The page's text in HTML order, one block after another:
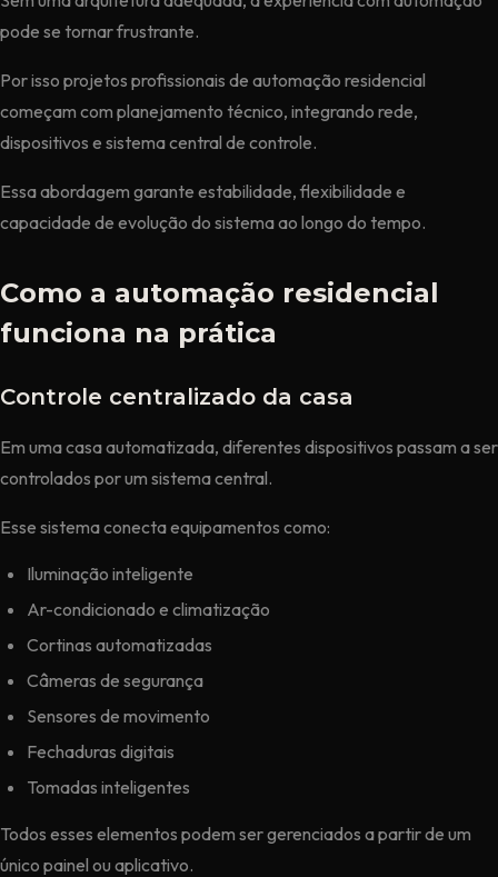
pode se tornar frustrante.
Por isso projetos profissionais de automação residencial
começam com planejamento técnico, integrando rede,
dispositivos e sistema central de controle.
Essa abordagem garante estabilidade, flexibilidade e
capacidade de evolução do sistema ao longo do tempo.
Como a automação residencial
funciona na prática
Controle centralizado da casa
Em uma casa automatizada, diferentes dispositivos passam a ser
controlados por um sistema central.
Esse sistema conecta equipamentos como:
Iluminação inteligente
Ar-condicionado e climatização
Cortinas automatizadas
Câmeras de segurança
Sensores de movimento
Fechaduras digitais
Tomadas inteligentes
Todos esses elementos podem ser gerenciados a partir de um
único painel ou aplicativo.